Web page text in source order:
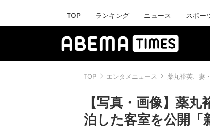
TOP ランキング ニュース スポー
TOP エンタメニュース 薬丸裕英、妻
【写真・画像】薬
泊した客室を公開「